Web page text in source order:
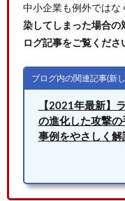
中小企業も例外ではな
染してしまった場合の
ログ記事をご覧くださ
ブログ内の関連記事(新
【2021年最新】
の進化した攻撃の
事例をやさしく解